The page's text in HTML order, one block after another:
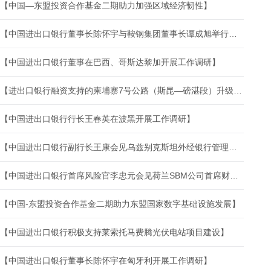
【中国—东盟投资合作基金二期助力加强区域经济韧性】
【中国进出口银行董事在巴西、哥斯达黎加开展工作调研】
【中国进出口银行行长王春英在波黑开展工作调研】
【中国-东盟投资合作基金二期助力东盟国家数字基础设施发展】
【中国进出口银行积极支持莱索托马费腾光伏电站项目建设】
【中国进出口银行董事长陈怀宇在匈牙利开展工作调研】